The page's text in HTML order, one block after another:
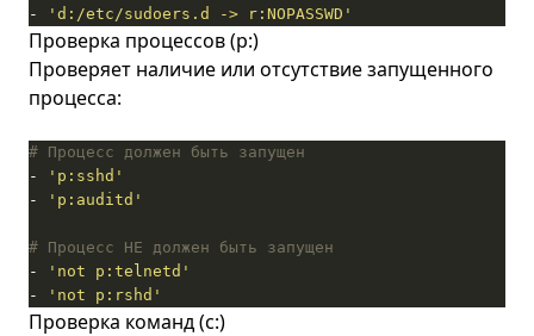
-
'd:/etc/sudoers.d -> r:NOPASSWD'
Проверка процессов (p:)
Проверяет наличие или отсутствие запущенного
процесса:
# Процесс должен быть запущен
-
'p:sshd'
-
'p:auditd'
# Процесс НЕ должен быть запущен
-
'not p:telnetd'
-
'not p:rshd'
Проверка команд (c:)